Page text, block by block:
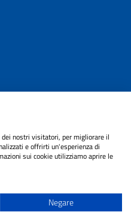
nostri visitatori, per migliorare il
e offrirti un'esperienza di
sui cookie utilizziamo aprire le
Negare